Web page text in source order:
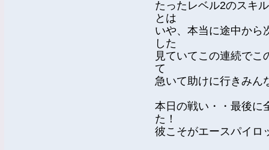
たったレベル2のスキ
とは
いや、本当に途中か
した
見ていてこの連続でこ
て
急いて助けに行きみん
本日の戦い・・最後に
た！
彼こそがエースパイロ